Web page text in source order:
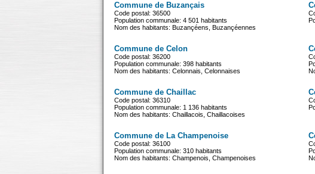
Commune de Buzançais
Code postal: 36500
Population communale: 4 501 habitants
Nom des habitants: Buzançéens, Buzançéennes
Commune de Celon
Code postal: 36200
Population communale: 398 habitants
Nom des habitants: Celonnais, Celonnaises
Commune de Chaillac
Code postal: 36310
Population communale: 1 136 habitants
Nom des habitants: Chaillacois, Chaillacoises
Commune de La Champenoise
Code postal: 36100
Population communale: 310 habitants
Nom des habitants: Champenois, Champenoises